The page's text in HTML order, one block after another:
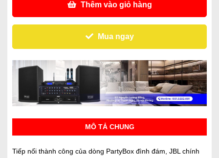
Thêm vào giỏ hàng
Mua ngay
MÔ TẢ CHUNG
Tiếp nối thành công của dòng PartyBox đình đám, JBL chính